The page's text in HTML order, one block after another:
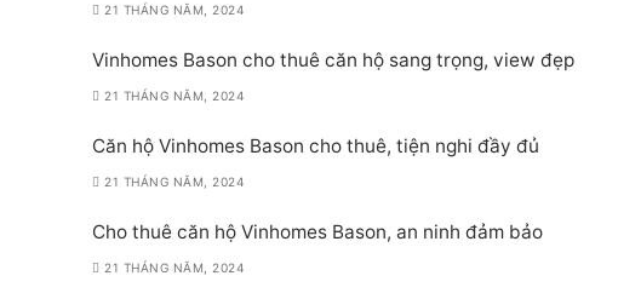
21 THÁNG NĂM, 2024
Vinhomes Bason cho thuê căn hộ sang trọng, view đẹp
21 THÁNG NĂM, 2024
Căn hộ Vinhomes Bason cho thuê, tiện nghi đầy đủ
21 THÁNG NĂM, 2024
Cho thuê căn hộ Vinhomes Bason, an ninh đảm bảo
21 THÁNG NĂM, 2024